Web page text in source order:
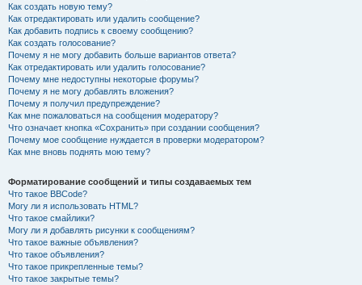
Как создать новую тему?
Как отредактировать или удалить сообщение?
Как добавить подпись к своему сообщению?
Как создать голосование?
Почему я не могу добавить больше вариантов ответа?
Как отредактировать или удалить голосование?
Почему мне недоступны некоторые форумы?
Почему я не могу добавлять вложения?
Почему я получил предупреждение?
Как мне пожаловаться на сообщения модератору?
Что означает кнопка «Сохранить» при создании сообщения?
Почему мое сообщение нуждается в проверки модератором?
Как мне вновь поднять мою тему?
Форматирование сообщений и типы создаваемых тем
Что такое BBCode?
Могу ли я использовать HTML?
Что такое смайлики?
Могу ли я добавлять рисунки к сообщениям?
Что такое важные объявления?
Что такое объявления?
Что такое прикрепленные темы?
Что такое закрытые темы?